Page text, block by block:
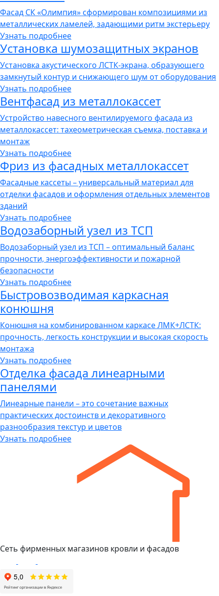
Фасад СК «Олимпия» сформирован композициями из
металлических ламелей, задающими ритм экстерьеру
Узнать подробнее
Установка шумозащитных экранов
Установка акустического ЛСТК-экрана, образующего
замкнутый контур и снижающего шум от оборудования
Узнать подробнее
Вентфасад из металлокассет
Устройство навесного вентилируемого фасада из
металлокассет: тахеометрическая съемка, поставка и
монтаж
Узнать подробнее
Фриз из фасадных металлокассет
Фасадные кассеты – универсальный материал для
отделки фасадов и оформления отдельных элементов
зданий
Узнать подробнее
Водозаборный узел из ТСП
Водозаборный узел из ТСП – оптимальный баланс
прочности, энергоэффективности и пожарной
безопасности
Узнать подробнее
Быстровозводимая каркасная
конюшня
Конюшня на комбинированном каркасе ЛМК+ЛСТК:
прочность, легкость конструкции и высокая скорость
монтажа
Узнать подробнее
Отделка фасада линеарными
панелями
Линеарные панели – это сочетание важных
практических достоинств и декоративного
разнообразия текстур и цветов
Узнать подробнее
Сеть фирменных магазинов кровли и фасадов